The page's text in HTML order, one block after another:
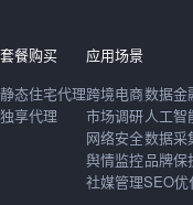
套餐购买
静态住宅代理
独享代理
应用场景
跨境电商
市场调研
网络安全
舆情监控
社媒管理
数据金
人工智
数据采
品牌保
SEO优